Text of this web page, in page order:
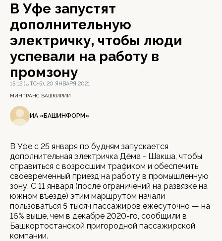
В Уфе запустят
дополнительную
электричку, чтобы люди
успевали на работу в
промзону
15:12 (UTC+5), 20 ЯНВАРЯ 2021
МИНТРАНС БАШКИРИИ
ИА «БАШИНФОРМ»
В Уфе с 25 января по будням запускается
дополнительная электричка Дёма - Шакша, чтобы
справиться с возросшим трафиком и обеспечить
своевременный приезд на работу в промышленную
зону. С 11 января (после ограничений на развязке на
южном въезде) этим маршрутом начали
пользоваться 5 тысяч пассажиров ежесуточно — на
16% выше, чем в декабре 2020-го, сообщили в
Башкортостанской пригородной пассажирской
компании.